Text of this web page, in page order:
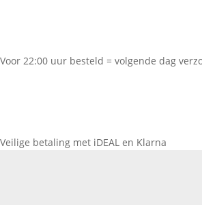
Voor 22:00 uur besteld = volgende dag
Veilige betaling met iDEAL en Klarna